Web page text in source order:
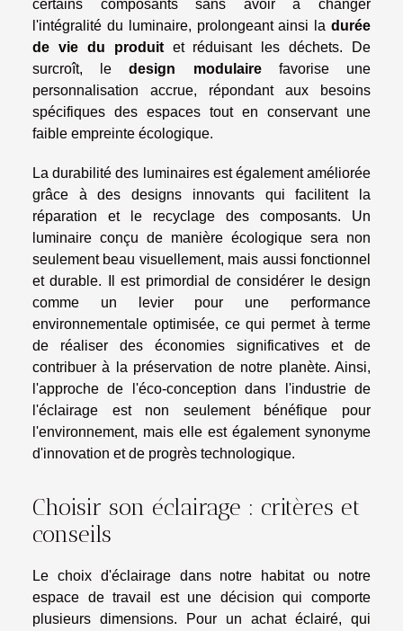
certains composants sans avoir à changer
l'intégralité du luminaire, prolongeant ainsi la durée
de vie du produitet réduisant les déchets. De
surcroît, ledesign modulairefavorise une
personnalisation accrue, répondant aux besoins
spécifiques des espaces tout en conservant une
faible empreinte écologique.
La durabilité des luminaires est également améliorée
grâce à des designs innovants qui facilitent la
réparation et le recyclage des composants. Un
luminaire conçu de manière écologique sera non
seulement beau visuellement, mais aussi fonctionnel
et durable. Il est primordial de considérer le design
comme un levier pour une performance
environnementale optimisée, ce qui permet à terme
de réaliser des économies significatives et de
contribuer à la préservation de notre planète. Ainsi,
l'approche de l'éco-conception dans l'industrie de
l'éclairage est non seulement bénéfique pour
l'environnement, mais elle est également synonyme
d'innovation et de progrès technologique.
Choisir son éclairage : critères et
conseils
Le choix d'éclairage dans notre habitat ou notre
espace de travail est une décision qui comporte
plusieurs dimensions. Pour un achat éclairé, qui